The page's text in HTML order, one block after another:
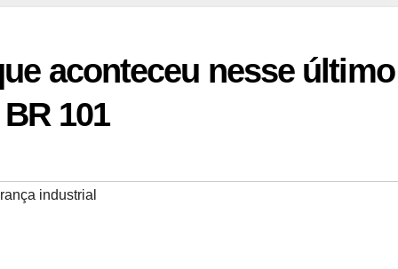
aconteceu nesse último
101
industrial